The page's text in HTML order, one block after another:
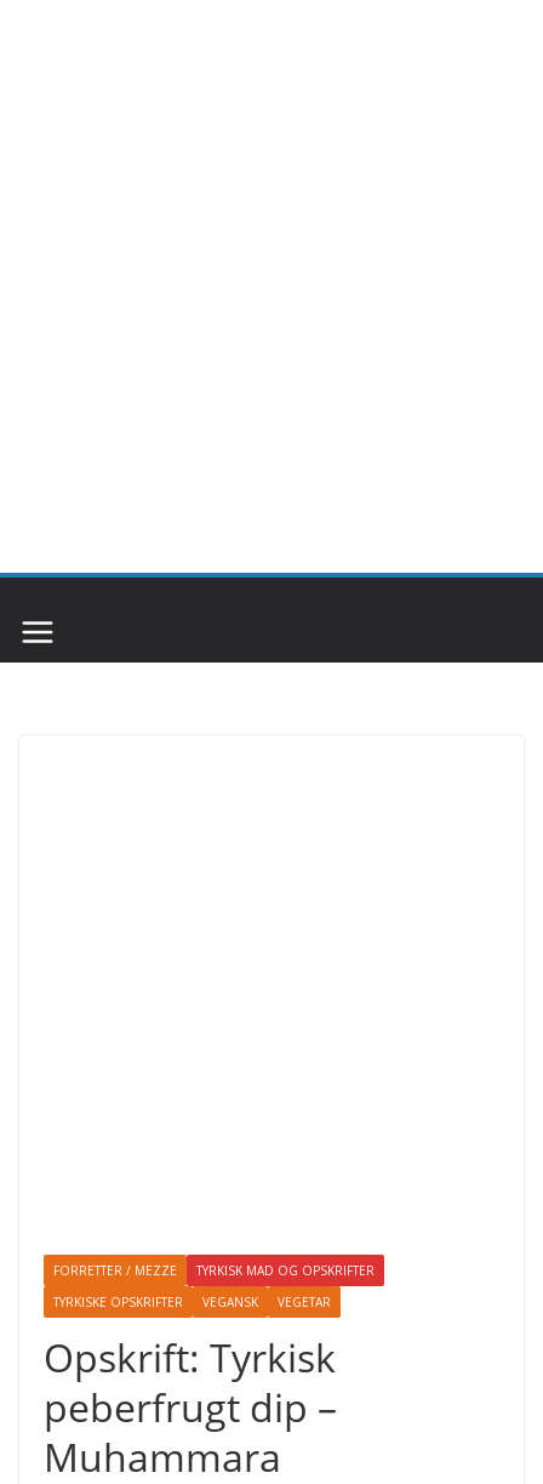
FORRETTER / MEZZE
TYRKISK MAD OG OPSKRIFTER
TYRKISKE OPSKRIFTER
VEGANSK VEGETAR
Opskrift: Tyrkisk
peberfrugt dip –
Muhammara